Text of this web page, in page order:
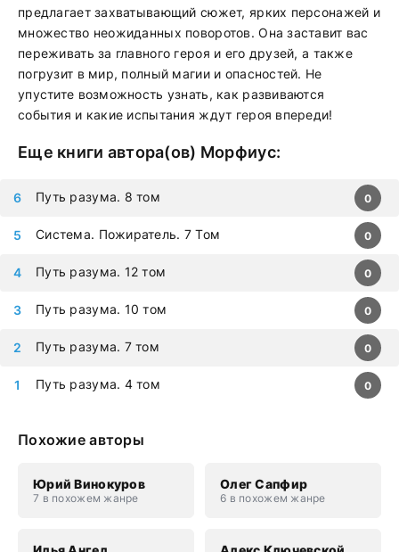
предлагает захватывающий сюжет, ярких персонажей и
множество неожиданных поворотов. Она заставит вас
переживать за главного героя и его друзей, а также
погрузит в мир, полный магии и опасностей. Не
упустите возможность узнать, как развиваются
события и какие испытания ждут героя впереди!
Еще книги автора(ов) Морфиус:
Путь разума. 4 том 0
Путь разума. 7 том 0
Путь разума. 10 том 0
Путь разума. 12 том 0
Система. Пожиратель. 7 Том 0
Путь разума. 8 том 0
Похожие авторы
Юрий Винокуров
7 в похожем жанре
Олег Сапфир
6 в похожем жанре